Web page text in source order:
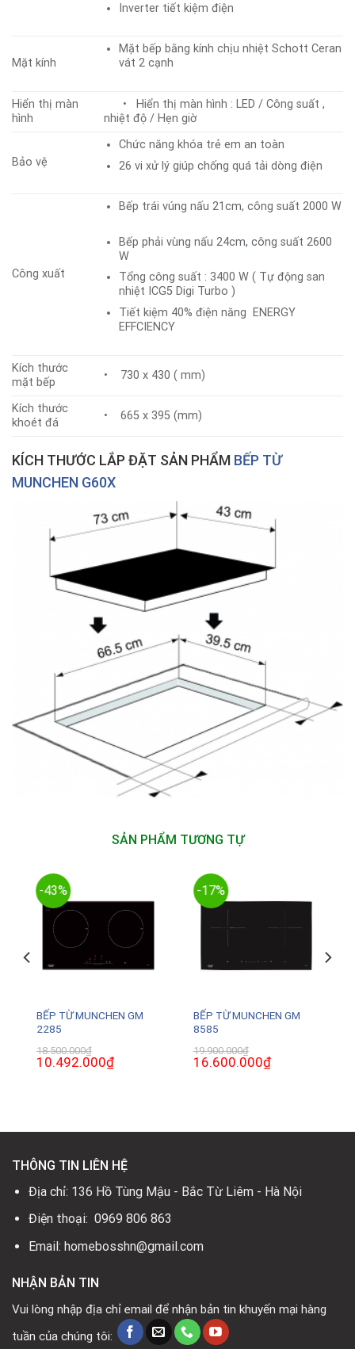
Inverter tiết kiệm điện
Mặt kính
Mặt bếp bằng kính chịu nhiệt Schott Ceran
vát 2 cạnh
Hiển thị màn
hình
• Hiển thị màn hình : LED / Công suất ,
nhiệt độ / Hẹn giờ
Bảo vệ
Chức năng khóa trẻ em an toàn
26 vi xử lý giúp chống quá tải dòng điện
Công xuất
Bếp trái vúng nấu 21cm, công suất 2000 W
Bếp phải vùng nấu 24cm, công suất 2600
W
Tổng công suất : 3400 W ( Tự động san
nhiệt ICG5 Digi Turbo )
Tiết kiệm 40% điện năng ENERGY
EFFCIENCY
Kích thước
mặt bếp
• 730 x 430 ( mm)
Kích thước
khoét đá
• 665 x 395 (mm)
KÍCH THƯỚC LẮP ĐẶT SẢN PHẨM BẾP TỪ
MUNCHEN G60X
SẢN PHẨM TƯƠNG TỰ
-43%
BẾP TỪ MUNCHEN GM
2285
18.500.000₫
Giá
gốc
10.492.000₫Giá
hiện
-17%
BẾP TỪ MUNCHEN GM
8585
19.900.000₫
Giá
gốc
16.600.000₫Giá
hiện
THÔNG TIN LIÊN HỆ
Địa chỉ: 136 Hồ Tùng Mậu - Bắc Từ Liêm - Hà Nội
Điện thoại: 0969 806 863
Email: homebosshn@gmail.com
NHẬN BẢN TIN
Vui lòng nhập địa chỉ email để nhận bản tin khuyến mại hàng
tuần của chúng tôi: